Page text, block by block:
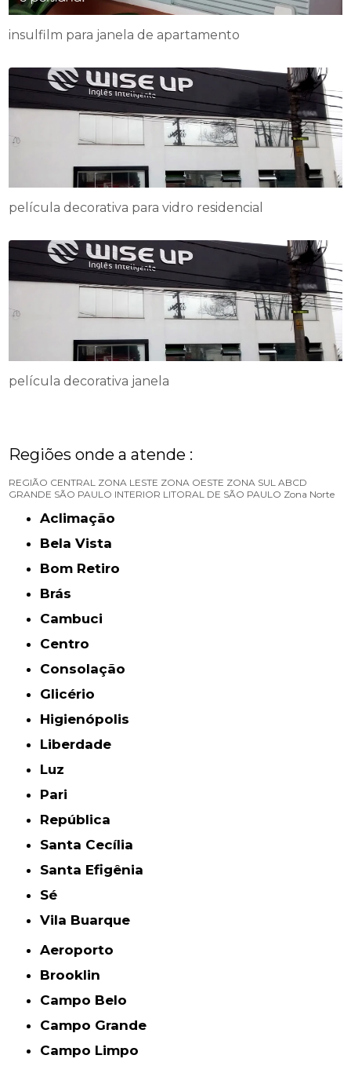
insulfilm para janela de apartamento
película decorativa para vidro residencial
película decorativa janela
Regiões onde a atende :
REGIÃO CENTRAL ZONA LESTE ZONA OESTE ZONA SUL ABCD
GRANDE SÃO PAULO INTERIOR LITORAL DE SÃO PAULO Zona Norte
Aclimação
Bela Vista
Bom Retiro
Brás
Cambuci
Centro
Consolação
Glicério
Higienópolis
Liberdade
Luz
Pari
República
Santa Cecília
Santa Efigênia
Sé
Vila Buarque
Aeroporto
Brooklin
Campo Belo
Campo Grande
Campo Limpo